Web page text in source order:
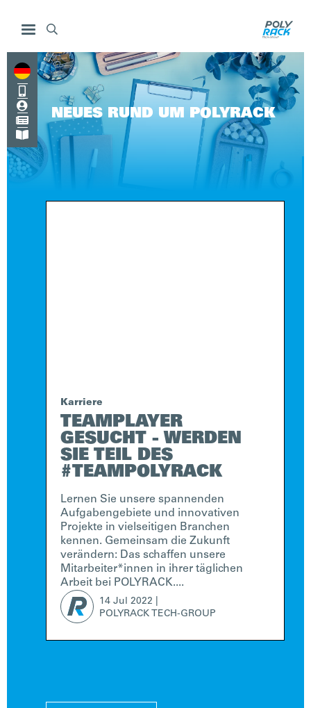




NEUES RUND UM POLYRACK
Karriere
TEAMPLAYER
GESUCHT - WERDEN
SIE TEIL DES
#TEAMPOLYRACK
Lernen Sie unsere spannenden
Aufgabengebiete und innovativen
Projekte in vielseitigen Branchen
kennen. Gemeinsam die Zukunft
verändern: Das schaffen unsere
Mitarbeiter*innen in ihrer täglichen
Arbeit bei POLYRACK....
14 Jul 2022
POLYRACK TECH-GROUP